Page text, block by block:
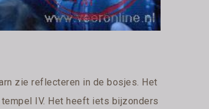
zie reflecteren in de bosjes. Het
IV. Het heeft iets bijzonders